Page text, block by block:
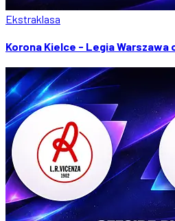
Ekstraklasa
Korona Kielce - Legia Warszawa